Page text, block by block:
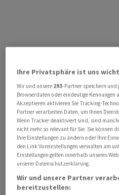
Ihre Privatsphäre ist uns
Wir und unsere 293-Partner speichern und
Browserdaten oder eindeutige Kennungen
Akzeptieren aktivieren Sie Tracking-
Partner verarbeiten Daten, um Ihnen
Wenn Tracker deaktiviert sind, sind
nicht mehr so relevant für Sie. Sie können
Ihre Einstellungen zu ändern oder Ihre
den Link Voreinstellungen verwalten am
Einstellungen gelten innerhalb unseres
unserer Datenschutzerklärung.
Wir und unsere Partner
bereitzustellen: